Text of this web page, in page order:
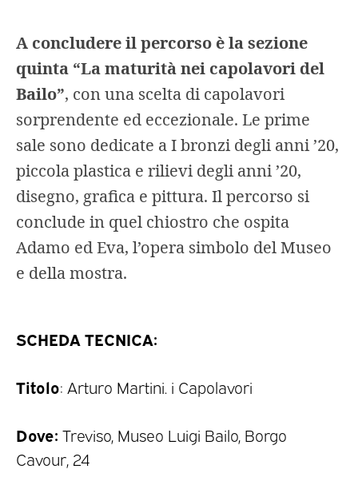
A concludere il percorso è la sezione
quinta “La maturità nei capolavori del
Bailo”, con una scelta di capolavori
sorprendente ed eccezionale. Le prime
sale sono dedicate a I bronzi degli anni ’20,
piccola plastica e rilievi degli anni ’20,
disegno, grafica e pittura. Il percorso si
conclude in quel chiostro che ospita
Adamo ed Eva, l’opera simbolo del Museo
e della mostra.
SCHEDA TECNICA:
Titolo: Arturo Martini. i Capolavori
Dove: Treviso, Museo Luigi Bailo, Borgo
Cavour, 24